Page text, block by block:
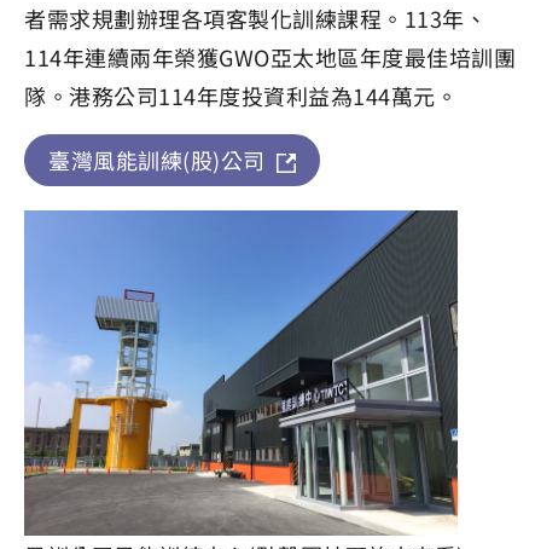
者需求規劃辦理各項客製化訓練課程。113年、
114年連續兩年榮獲GWO亞太地區年度最佳培訓團
隊。港務公司114年度投資利益為144萬元。
臺灣風能訓練(股)公司